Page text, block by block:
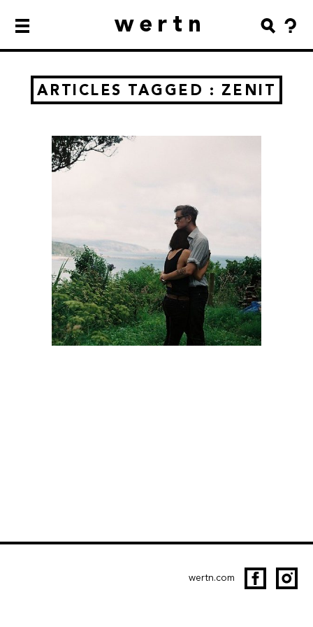
wertn
ARTICLES TAGGED : ZENIT
wertn.com